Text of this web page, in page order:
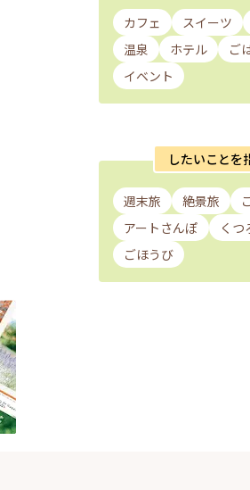
カフェ スイーツ
温泉
ホテル ご
イベント
したいことを
週末旅 絶景旅
アートさんぽ
くつ
ごほうび